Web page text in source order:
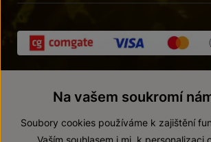
Na vašem soukromí
Soubory cookies používáme k zajištění
Vaším souhlasem i mj. k personalizaci